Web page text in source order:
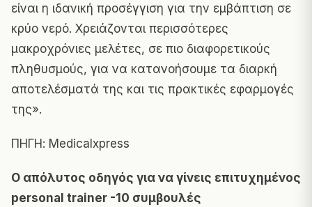
είναι η ιδανική προσέγγιση για την εμβάπτιση σε
κρύο νερό. Χρειάζονται περισσότερες
μακροχρόνιες μελέτες, σε πιο διαφορετικούς
πληθυσμούς, για να κατανοήσουμε τα διαρκή
αποτελέσματά της και τις πρακτικές εφαρμογές
της».
ΠΗΓΗ: Medicalxpress
Ο απόλυτος οδηγός για να γίνεις επιτυχημένος
personal trainer -10 συμβουλές